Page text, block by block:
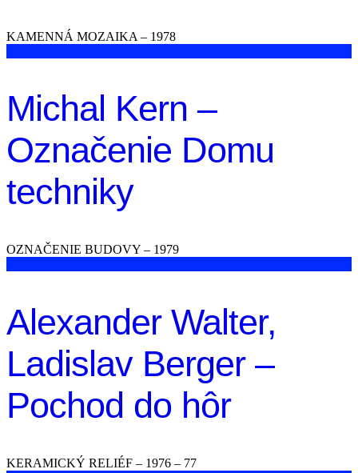
KAMENNÁ MOZAIKA – 1978
Michal Kern –
Označenie Domu
techniky
OZNAČENIE BUDOVY – 1979
Alexander Walter,
Ladislav Berger –
Pochod do hôr
KERAMICKÝ RELIÉF – 1976 – 77